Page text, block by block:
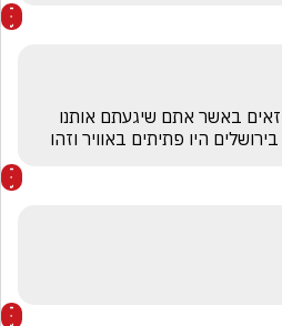
היו פתיתים באוויר וזהו